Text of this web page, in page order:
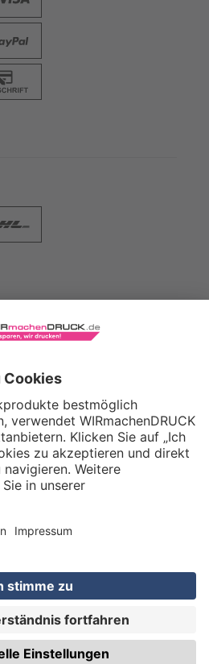
- 20
- 21